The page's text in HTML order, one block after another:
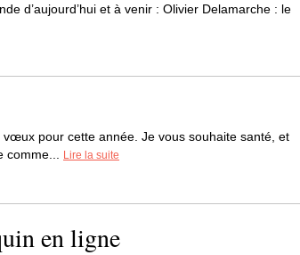
d’aujourd’hui et à venir : Olivier Delamarche : le
pour cette année. Je vous souhaite santé, et
comme...
Lire la suite
en ligne